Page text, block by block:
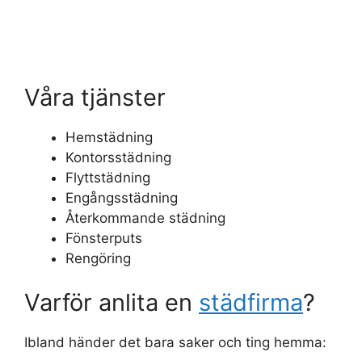
Våra tjänster
Hemstädning
Kontorsstädning
Flyttstädning
Engångsstädning
Återkommande städning
Fönsterputs
Rengöring
Varför anlita en städfirma?
Ibland händer det bara saker och ting hemma: